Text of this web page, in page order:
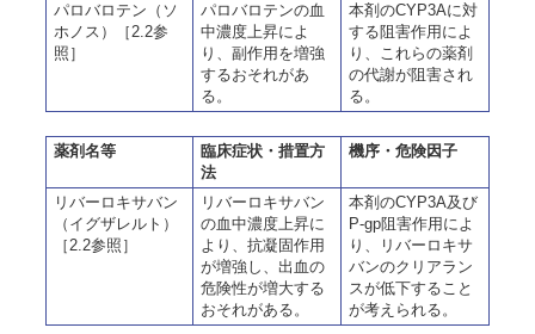
パロバロテン（ソ
ホノス）［2.2参
照］
パロバロテンの血
中濃度上昇によ
り、副作用を増強
するおそれがあ
る。
本剤のCYP3Aに対
する阻害作用によ
り、これらの薬剤
の代謝が阻害され
る。
薬剤名等
臨床症状・措置方
法
機序・危険因子
リバーロキサバン
（イグザレルト）
［2.2参照］
リバーロキサバン
の血中濃度上昇に
より、抗凝固作用
が増強し、出血の
危険性が増大する
おそれがある。
本剤のCYP3A及び
P-gp阻害作用によ
り、リバーロキサ
バンのクリアラン
スが低下すること
が考えられる。